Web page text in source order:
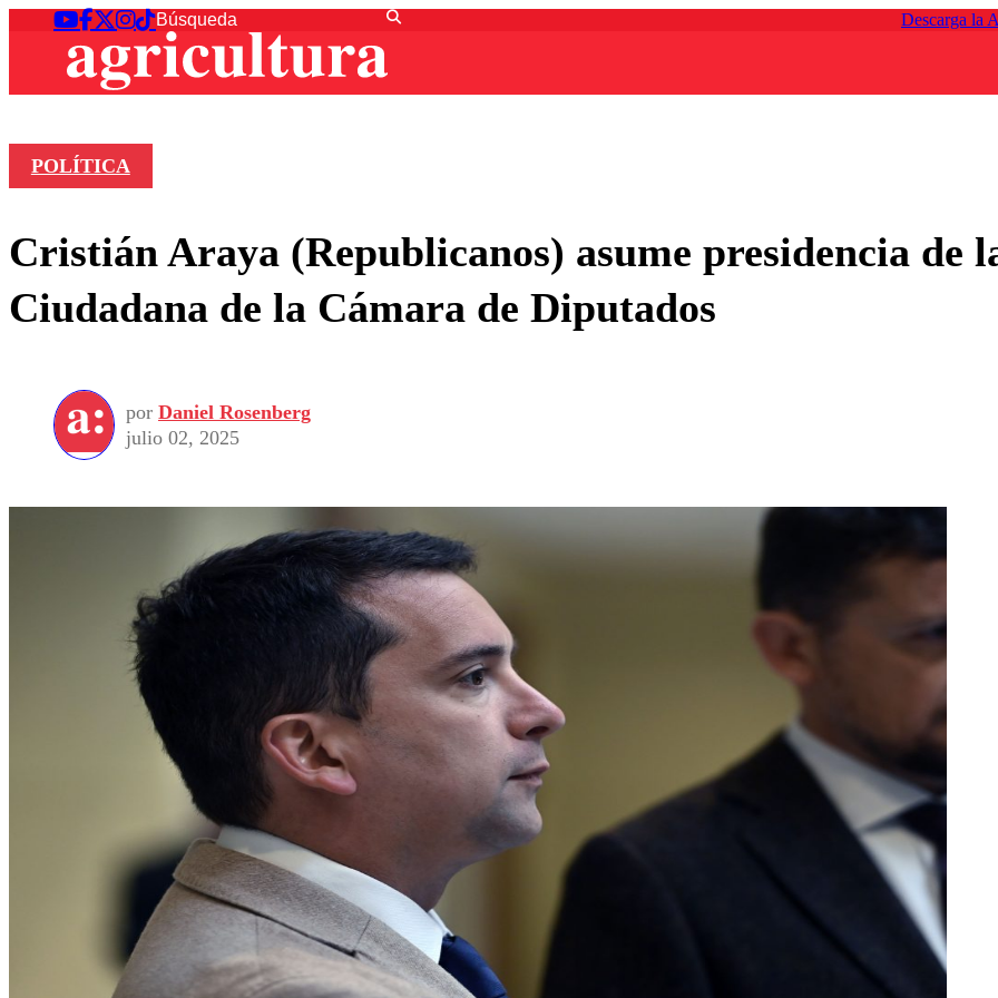
Descarga la
POLÍTICA
Cristián Araya (Republicanos) asume presidencia de
Ciudadana de la Cámara de Diputados
por Daniel Rosenberg
julio 02, 2025